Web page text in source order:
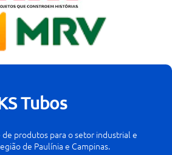
Tubos
produtos para o setor industrial e
de Paulínia e Campinas.